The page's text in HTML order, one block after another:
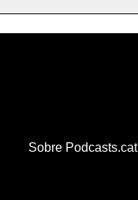
Sobre Podcasts.cat